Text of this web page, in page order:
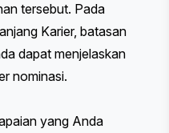
tersebut. Pada
Karier, batasan
dapat menjelaskan
nominasi.
yang Anda